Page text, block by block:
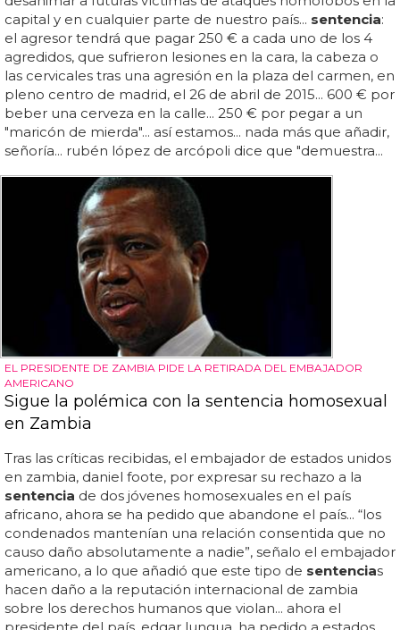
capital y en cualquier parte de nuestro país... sentencia:
el agresor tendrá que pagar 250 € a cada uno de los 4
agredidos, que sufrieron lesiones en la cara, la cabeza o
las cervicales tras una agresión en la plaza del carmen, en
pleno centro de madrid, el 26 de abril de 2015... 600 € por
beber una cerveza en la calle... 250 € por pegar a un
"maricón de mierda"... así estamos... nada más que añadir,
señoría... rubén lópez de arcópoli dice que "demuestra...
EL PRESIDENTE DE ZAMBIA PIDE LA RETIRADA DEL EMBAJADOR
AMERICANO
Sigue la polémica con la sentencia homosexual
en Zambia
Tras las críticas recibidas, el embajador de estados unidos
en zambia, daniel foote, por expresar su rechazo a la
sentencia de dos jóvenes homosexuales en el país
africano, ahora se ha pedido que abandone el país... “los
condenados mantenían una relación consentida que no
causo daño absolutamente a nadie”, señalo el embajador
americano, a lo que añadió que este tipo de sentencias
hacen daño a la reputación internacional de zambia
sobre los derechos humanos que violan... ahora el